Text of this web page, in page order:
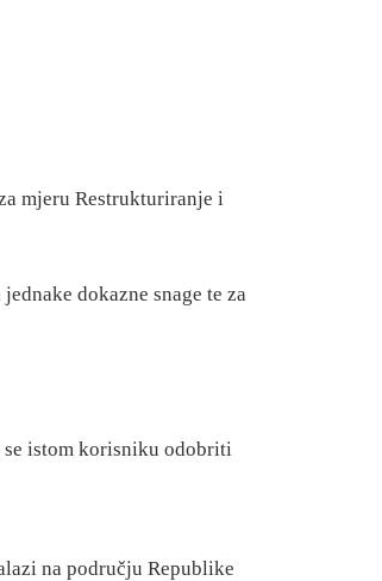
mjeru Restrukturiranje i
dokazne snage te za
istom korisniku odobriti
na području Republike